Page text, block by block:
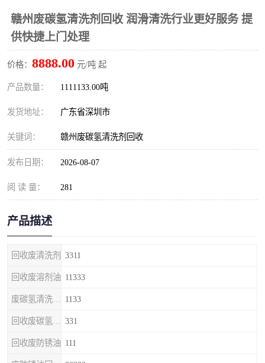
赣州废碳氢清洗剂回收 润滑清洗行业更好服务 提
供快捷上门处理
价格： 8888.00 元/吨 起
产品数量： 1111133.00吨
发货地址： 广东省深圳市
关键词： 赣州废碳氢清洗剂回收
发布日期： 2026-08-07
阅 读 量： 281
产品描述
回收废清洗剂 3311
回收废溶剂油 11333
1133
331
回收废防锈油 111